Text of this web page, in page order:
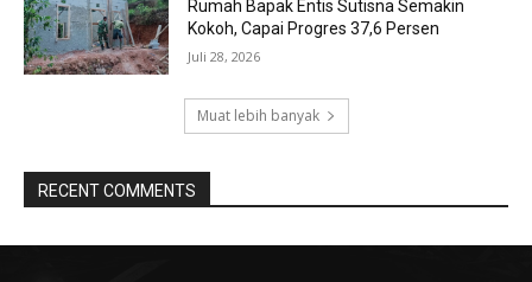
Rumah Bapak Entis Sutisna Semakin
Kokoh, Capai Progres 37,6 Persen
Juli 28, 2026
Muat lebih banyak
RECENT COMMENTS